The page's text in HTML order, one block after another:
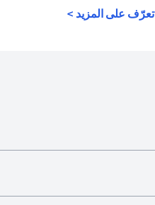
تعرّف على المزيد >